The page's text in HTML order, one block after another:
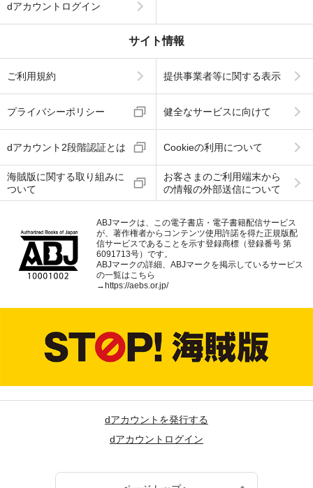
dアカウントログイン
サイト情報
ご利用規約 提供事業者等に関する表示
プライバシーポリシー 健全なサービスに向けて
dアカウント2段階認証とは Cookieの利用について
海賊版に関する取り組みに
ついて
お客さまのご利用端末から
の情報の外部送信について
ABJマークは、この電子書店・電子書籍配信サービス
が、著作権者からコンテンツ使用許諾を得た正規版配
信サービスであることを示す登録商標（登録番号 第
6091713号）です。
ABJマークの詳細、ABJマークを掲示しているサービス
の一覧はこちら
→ https://aebs.or.jp/
dアカウントを発行する
dアカウントログイン